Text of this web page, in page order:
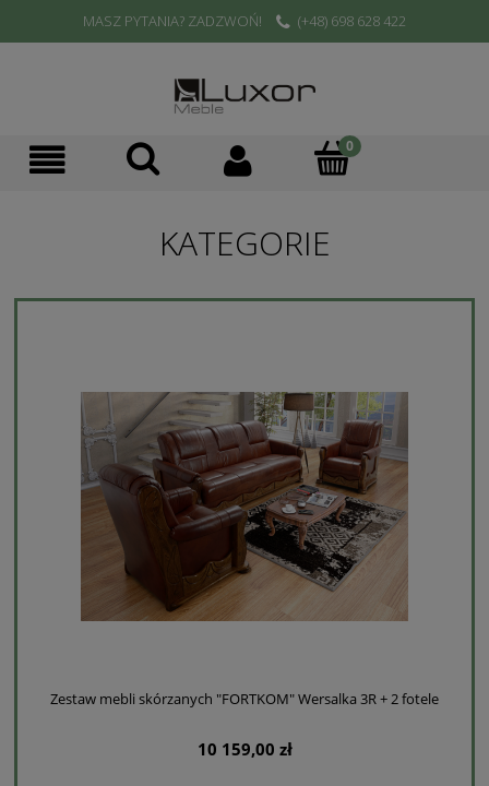
MASZ PYTANIA? ZADZWOŃ! (+48) 698 628 422
KATEGORIE
Zestaw mebli skórzanych "FORTKOM" Wersalka 3R + 2 fotele
10 159,00 zł